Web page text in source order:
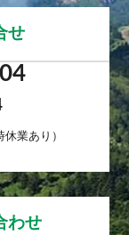
せ
業あり）
わせ